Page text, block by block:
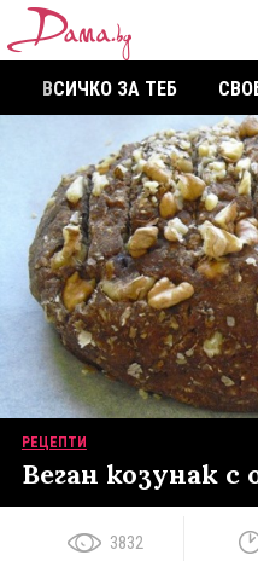
ВСИЧКО ЗА ТЕБ
РЕЦЕПТИ
Веган козунак
3832